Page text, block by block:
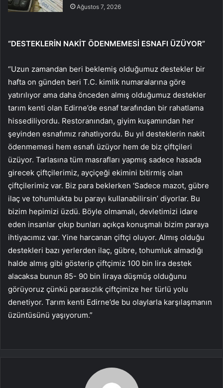
Ağustos 7, 2026
“DESTEKLERİN NAKİT ÖDENMEMESİ ESNAFI ÜZÜYOR”
“Uzun zamandan beri beklemiş olduğumuz destekler bir
hafta on günden beri T.C. kimlik numaralarına göre
yatırılıyor ama daha önceden almış olduğumuz destekler
tarım kenti olan Edirne’de esnaf tarafından bir rahatlama
hissediliyordu. Restoranından, giyim kuşamından her
şeyinden esnafımız rahatlıyordu. Bu yıl desteklerin nakit
ödenmemesi hem esnafı üzüyor hem de biz çiftçileri
üzüyor. Tarlasına tüm masrafları yapmış sadece hasada
girecek çiftçilerimiz, ayçiçeği ekimini bitirmiş olan
çiftçilerimiz var. Biz para beklerken ‘Sadece mazot, gübre
ilaç ve tohumlukta bu parayı kullanabilirsin’ diyorlar. Bu
bizim hepimizi üzdü. Böyle olmamalı, devletimizi idare
eden insanlar çıkıp bunları açıkça konuşmalı bizim paraya
ihtiyacımız var. Yine harcanan çiftçi oluyor. Almış olduğu
destekleri bazı yerlerden ilaç, gübre, tohumluk almadığı
halde almış gibi gösterip çiftçimiz 100 bin lira destek
alacaksa bunun 85- 90 bin liraya düşmüş olduğunu
görüyoruz çünkü parasızlık çiftçimize her türlü yolu
denetiyor. Tarım kenti Edirne’de bu olaylarla karşılaşmanın
üzüntüsünü yaşıyorum.”